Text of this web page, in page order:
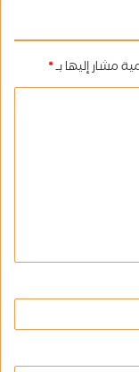
مشار إليها بـ*